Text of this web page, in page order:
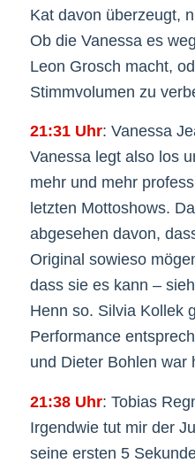
Kat davon überzeugt,
Ob die Vanessa es
Leon Grosch macht,
Stimmvolumen zu
21:31 Uhr: Vanessa
Vanessa legt also los
mehr und mehr
letzten Mottoshows.
abgesehen davon,
Original sowieso
dass sie es kann –
Henn so. Silvia Kollek
Performance
und Dieter Bohlen war
21:38 Uhr: Tobias
Irgendwie tut mir der
seine ersten 5